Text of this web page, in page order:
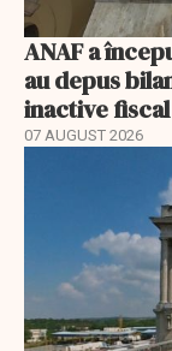
ANAF a
au depus
inactive fiscal
07 AUGUST 2026